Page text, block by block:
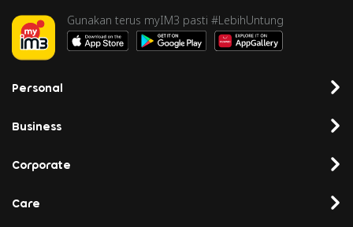
Gunakan terus myIM3 pasti #LebihUntung
Personal
Business
Corporate
Care